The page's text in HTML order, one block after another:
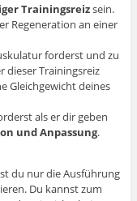
Trainingsreizsein.
Regeneration an einer
forderst und zu
dieser Trainingsreiz
Gleichgewicht deines
als er dir geben
und Anpassung.
du nur die Ausführung
Du kannst zum